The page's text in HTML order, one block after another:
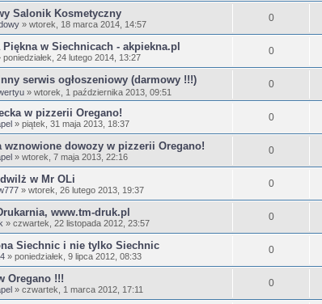
Salonik Kosmetyczny
» wtorek, 18 marca 2014, 14:57
0
Piękna w Siechnicach - akpiekna.pl
poniedziałek, 24 lutego 2014, 13:27
0
serwis ogłoszeniowy (darmowy !!!)
» wtorek, 1 października 2013, 09:51
0
w pizzerii Oregano!
» piątek, 31 maja 2013, 18:37
0
wznowione dowozy w pizzerii Oregano!
» wtorek, 7 maja 2013, 22:16
0
w Mr OLi
» wtorek, 26 lutego 2013, 19:37
0
www.tm-druk.pl
» czwartek, 22 listopada 2012, 23:57
0
Siechnic i nie tylko Siechnic
» poniedziałek, 9 lipca 2012, 08:33
0
Oregano !!!
» czwartek, 1 marca 2012, 17:11
0